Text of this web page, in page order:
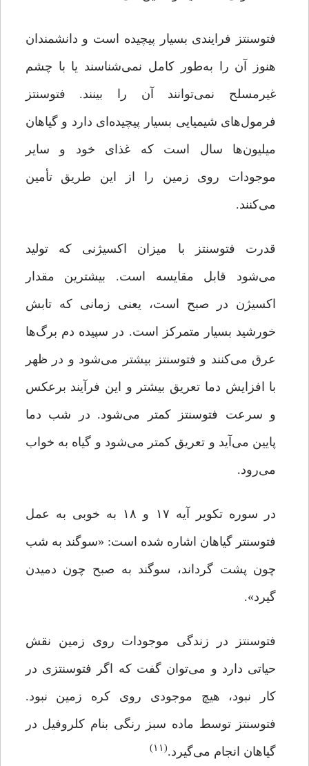
فتوسنتز فرایندی بسیار پیچیده است و دانشمندان
هنوز آن را به‌طور کامل نمی‌شناسند یا با چشم
غیرمسلح نمی‌توانند آن را بینند. فتوسنتز
فرمول‌های شیمیایی بسیار پیچیده‌ای دارد و گیاهان
میلیون‌ها سال است که غذای خود و سایر
موجودات روی زمین را از این طریق تأمین
می‌کنند.
قدرت فتوسنتز با میزان اکسیژنی که تولید
می‌شود قابل مقایسه است. بیشترین مقدار
اکسیژن در صبح است، یعنی زمانی که تابش
خورشید بسیار متمرکز است. در سپیده دم برگ‌ها
عرق می‌کنند و فتوسنتز بیشتر می‌شود و در ظهر
با افزایش دما تعریق بیشتر و این فرآیند برعکس
و سرعت فتوسنتز کمتر می‌شود. در شب دما
پایین می‌آید و تعریق کمتر می‌شود و گیاه به خواب
می‌رود.
در سوره تکویر آیه ۱۷ و ۱۸ به خوبی به عمل
فتوسنتر گیاهان اشاره شده است: «سوگند به شب
چون پشت گرداند، سوگند به صبح چون دمیدن
گیرد».
فتوسنتز در زندگی موجودات روی زمین نقش
حیاتی دارد و می‌توان گفت که اگر فتوسنتزی در
کار نبود، هیچ موجودی روی کره زمین نبود.
فتوسنتز توسط ماده سبز رنگی بنام کلروفیل در
گیاهان انجام می‌گیرد.(۱۱)